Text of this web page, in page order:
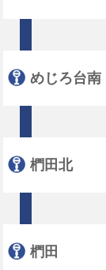
めじろ台南
椚田北
椚田